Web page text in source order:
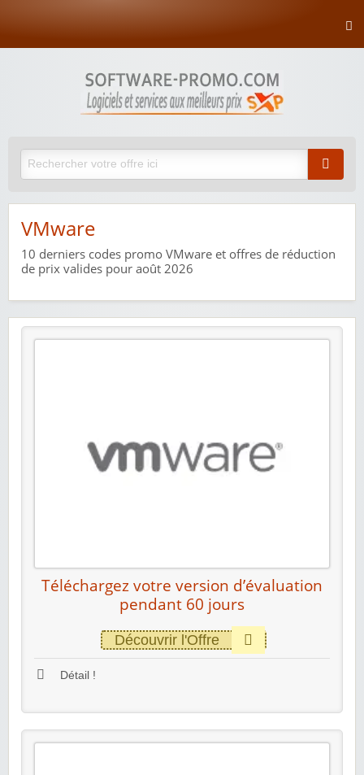
VMware
10 derniers codes promo VMware et offres de réduction
de prix valides pour août 2026
Téléchargez votre version d’évaluation
pendant 60 jours
Découvrir l'Offre
Détail !